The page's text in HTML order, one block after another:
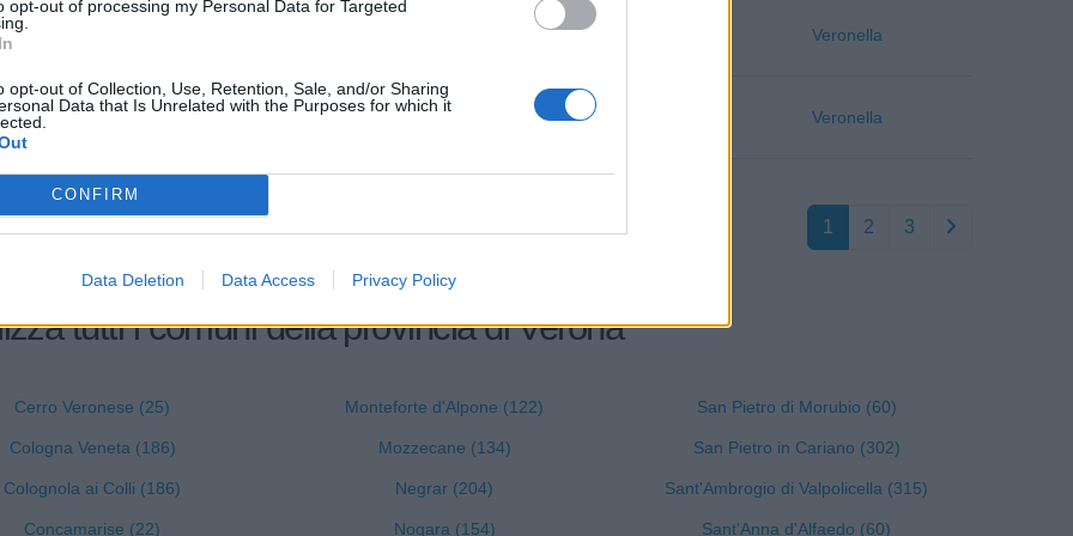
opt-out of processing my Personal Data for Targeted
opt-out of Collection, Use, Retention, Sale, and/or Sharing
Data that Is Unrelated with the Purposes for which it
CONFIRM
Data Deletion Data Access Privacy Policy
DANIELA SNC DI
ANGELO & C.
Veronella
ECOLG DI SECCO MATTIA E
S.N.C.
Veronella
1 2 3
tutti i comuni della provincia di Verona
Cerro Veronese (25)
Cologna Veneta (186)
Colognola ai Colli (186)
Concamarise (22)
Monteforte d'Alpone (122)
Mozzecane (134)
Negrar (204)
Nogara (154)
San Pietro di Morubio (60)
San Pietro in Cariano (302)
Sant'Ambrogio di Valpolicella (315)
Sant'Anna d'Alfaedo (60)